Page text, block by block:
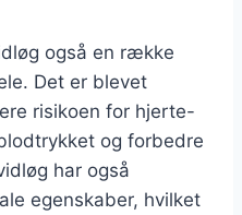
også en række
Det er blevet
risikoen for hjerte-
og forbedre
har også
egenskaber, hvilket